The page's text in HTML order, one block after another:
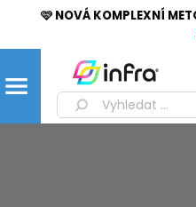
🩷 NOVÁ KOMPLEXNÍ